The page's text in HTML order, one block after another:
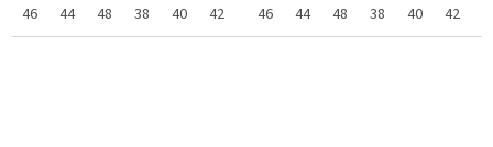
odolnou gumou pro vyšší...
46 44 48 38 40 42 39 41 43 45 37 47
textilní podšívka kombinovaná
s...
46 44 48 38 40 42